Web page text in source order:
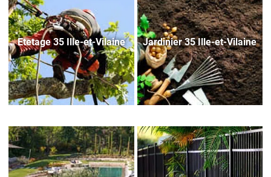
Etetage 35 Ille-et-Vilaine Jardinier 35 Ille-et-Vilaine